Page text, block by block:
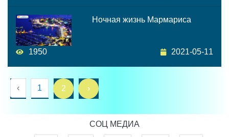
Ночная жизнь Мармариса
1950 2021-05-11
‹ 1 2 ›
СОЦ МЕДИА